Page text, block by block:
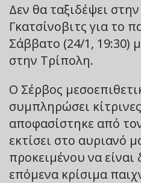
Δεν θα ταξιδέψει
Γκατσίνοβιτς για το
Σάββατο (24/1, 19:30)
στην Τρίπολη.
Ο Σέρβος
συμπληρώσει
αποφασίστηκε από
εκτίσει στο αυριανό
προκειμένου να είναι
επόμενα κρίσιμα